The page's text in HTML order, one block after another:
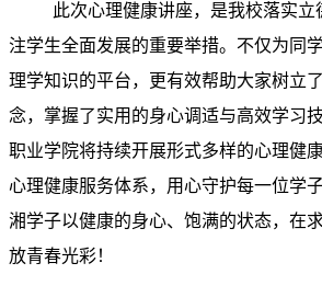
此次心理健康讲座，是我校落实立
注学生全面发展的重要举措。不仅为同
理学知识的平台，更有效帮助大家树立
念，掌握了实用的身心调适与高效学习
职业学院将持续开展形式多样的心理健
心理健康服务体系，用心守护每一位学
湘学子以健康的身心、饱满的状态，在
放青春光彩！